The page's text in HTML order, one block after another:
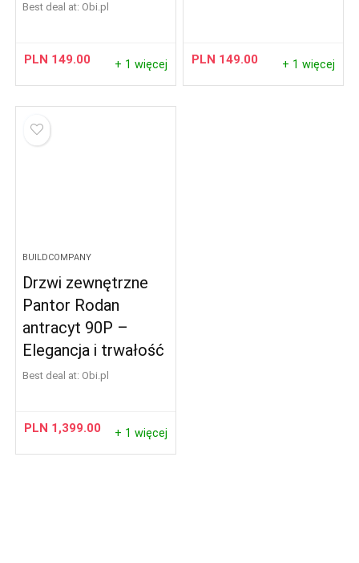
Best deal at: obi.pl
PLN 149.00 + 1 więcej PLN 149.00 + 1 więcej
BUILDCOMPANY
Drzwi zewnętrzne
Pantor Rodan
antracyt 90P –
Elegancja i trwałość
Best deal at: obi.pl
PLN 1,399.00 + 1 więcej